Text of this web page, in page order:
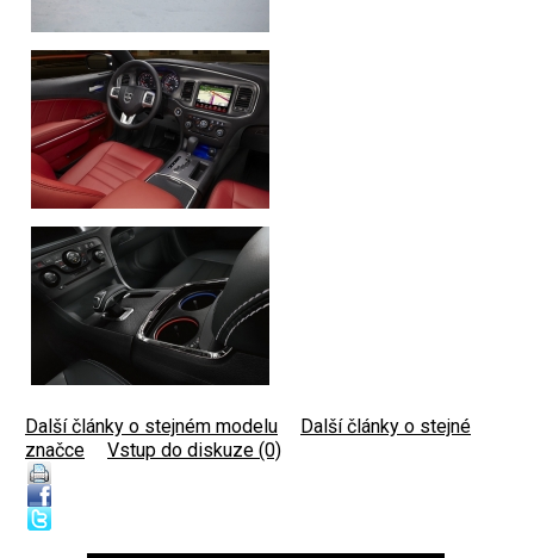
Další články o stejném modelu
Další články o stejné
značce
Vstup do diskuze (0)